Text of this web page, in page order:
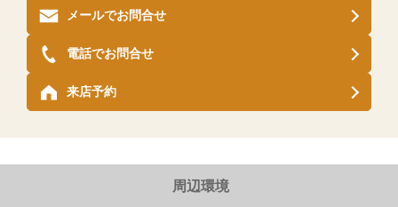
メールでお問合せ
来店予約
電話でお問合せ
周辺環境